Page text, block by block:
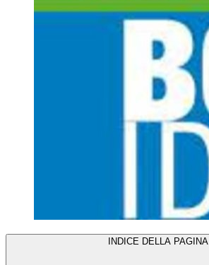
INDICE DELLA PAGINA